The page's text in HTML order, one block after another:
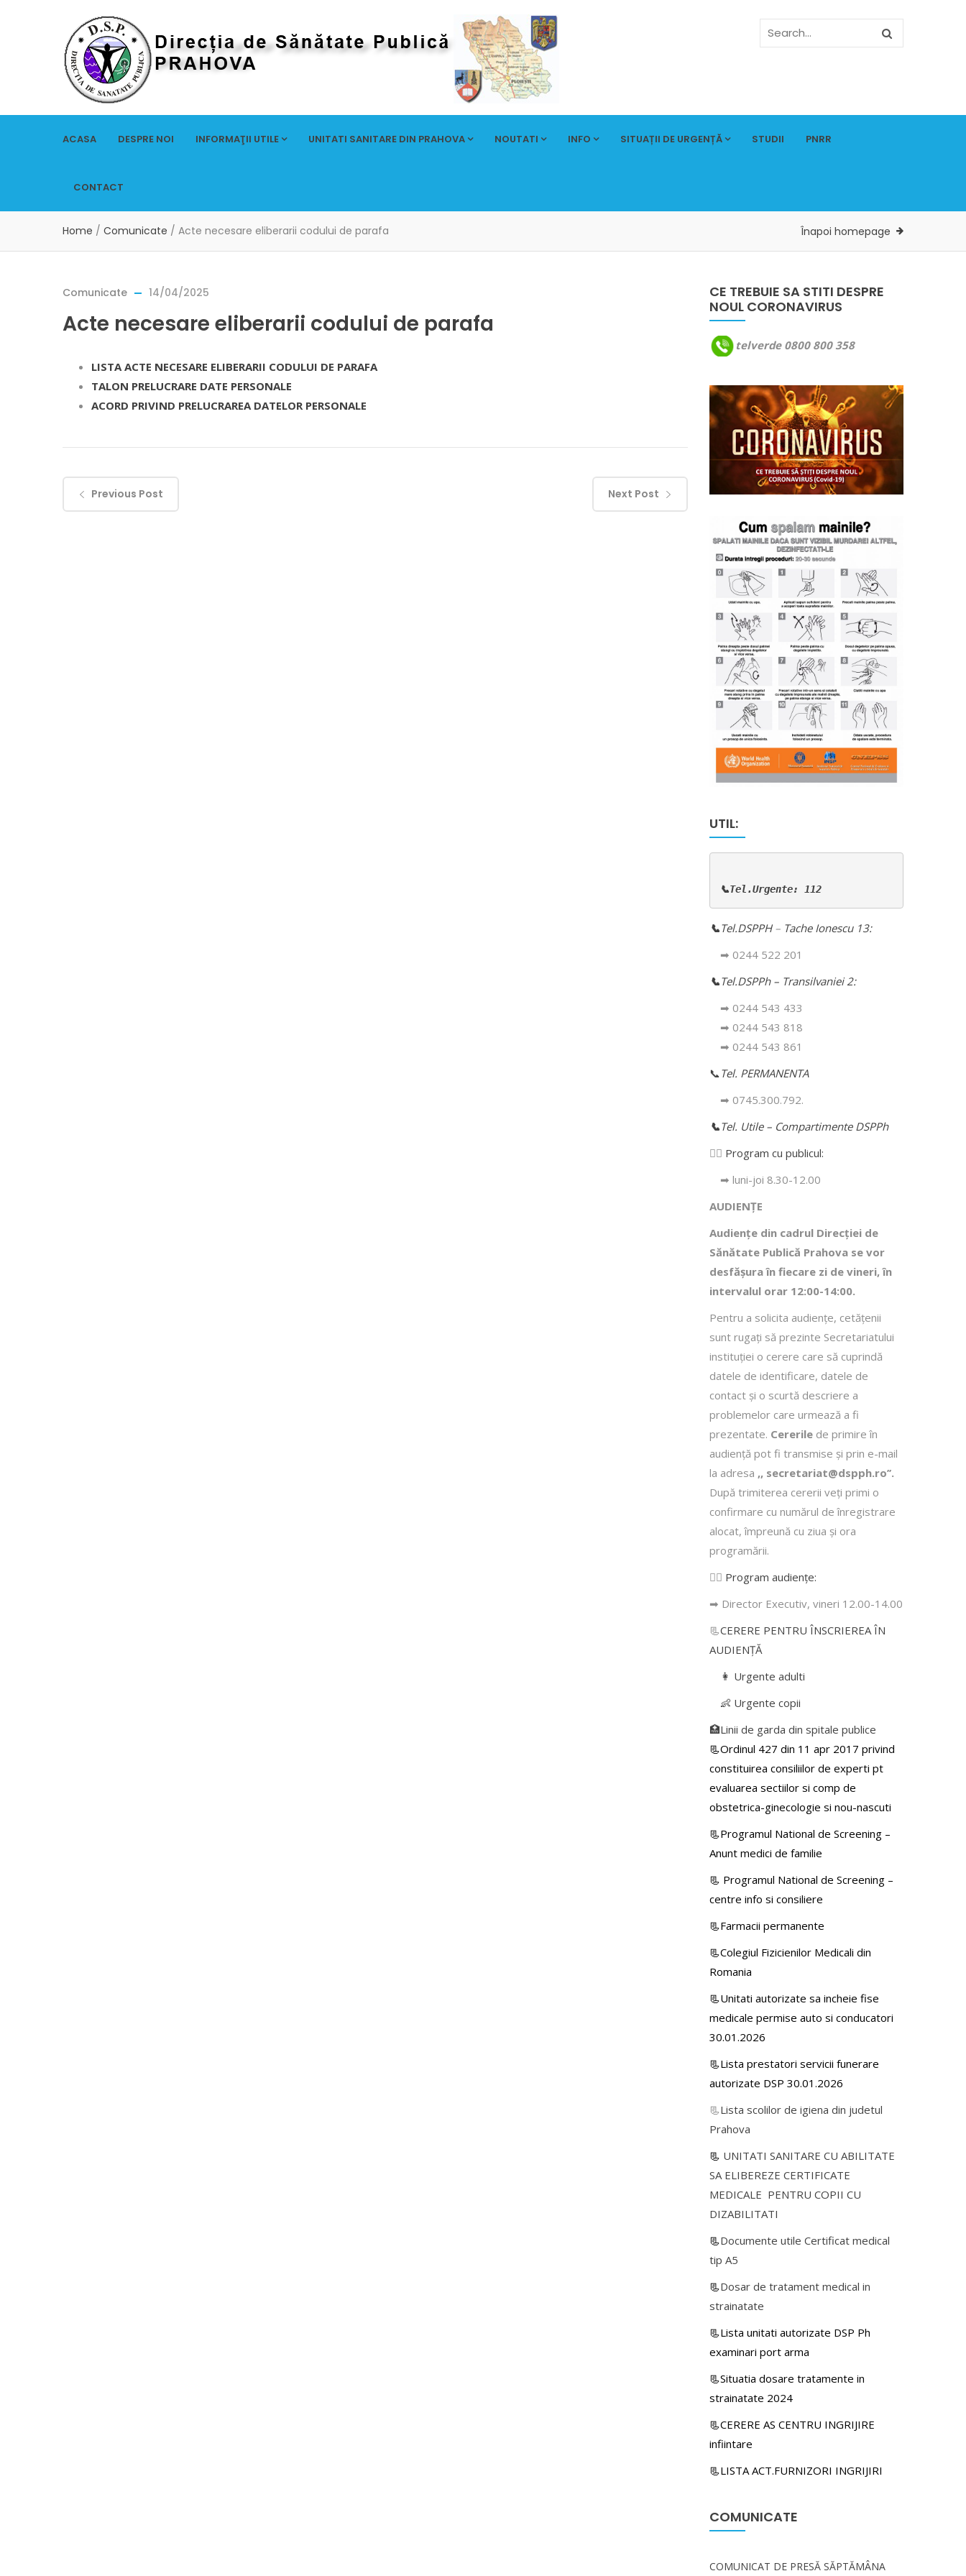
ACASA DESPRE NOI INFORMAŢII UTILE UNITATI SANITARE DIN PRAHOVA NOUTATI INFO SITUAȚII DE URGENȚĂ STUDII PNRR
CONTACT
Home / Comunicate / Acte necesare eliberarii codului de parafa Înapoi homepage
Comunicate 14/04/2025
Acte necesare eliberarii codului de parafa
LISTA ACTE NECESARE ELIBERARII CODULUI DE PARAFA
TALON PRELUCRARE DATE PERSONALE
ACORD PRIVIND PRELUCRAREA DATELOR PERSONALE
Previous Post Next Post
CE TREBUIE SA STITI DESPRE
NOUL CORONAVIRUS
telverde 0800 800 358
UTIL:
📞Tel.Urgente: 112
📞Tel.DSPPH – Tache Ionescu 13:
➡ 0244 522 201
📞Tel.DSPPh – Transilvaniei 2:
➡ 0244 543 433
➡ 0244 543 818
➡ 0244 543 861
📞 Tel. PERMANENTA
➡ 0745.300.792.
📞Tel. Utile – Compartimente DSPPh
👩‍⚕️ Program cu publicul:
➡ luni-joi 8.30-12.00
AUDIENȚE
Audiențe din cadrul Direcţiei de
Sănătate Publică Prahova se vor
desfăşura în fiecare zi de vineri, în
intervalul orar 12:00-14:00.
Pentru a solicita audienţe, cetăţenii
sunt rugaţi să prezinte Secretariatului
instituției o cerere care să cuprindă
datele de identificare, datele de
contact şi o scurtă descriere a
problemelor care urmează a fi
prezentate. Cererile de primire în
audienţă pot fi transmise şi prin e-mail
la adresa ,, secretariat@dspph.ro’’.
După trimiterea cererii veţi primi o
confirmare cu numărul de înregistrare
alocat, împreună cu ziua şi ora
programării.
👩‍⚕️ Program audiențe:
➡ Director Executiv, vineri 12.00-14.00
📃CERERE PENTRU ÎNSCRIEREA ÎN
AUDIENŢĂ
👩 Urgente adulti
👶 Urgente copii
🏥Linii de garda din spitale publice
📃Ordinul 427 din 11 apr 2017 privind
constituirea consiliilor de experti pt
evaluarea sectiilor si comp de
obstetrica-ginecologie si nou-nascuti
📃Programul National de Screening –
Anunt medici de familie
📃 Programul National de Screening –
centre info si consiliere
📃Farmacii permanente
📃Colegiul Fizicienilor Medicali din
Romania
📃Unitati autorizate sa incheie fise
medicale permise auto si conducatori
30.01.2026
📃Lista prestatori servicii funerare
autorizate DSP 30.01.2026
📃Lista scolilor de igiena din judetul
Prahova
📃 UNITATI SANITARE CU ABILITATE
SA ELIBEREZE CERTIFICATE
MEDICALE PENTRU COPII CU
DIZABILITATI
📃Documente utile Certificat medical
tip A5
📃Dosar de tratament medical in
strainatate
📃Lista unitati autorizate DSP Ph
examinari port arma
📃Situatia dosare tratamente in
strainatate 2024
📃CERERE AS CENTRU INGRIJIRE
infiintare
📃LISTA ACT.FURNIZORI INGRIJIRI
COMUNICATE
COMUNICAT DE PRESĂ SĂPTĂMÂNA